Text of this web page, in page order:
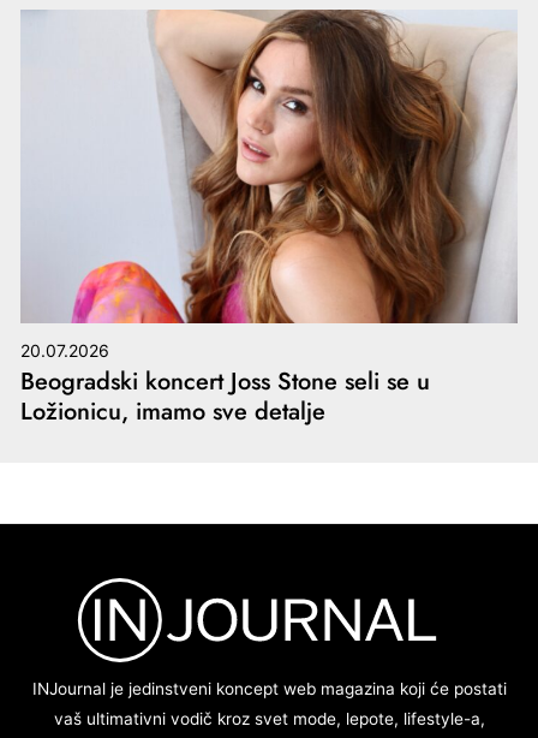
20.07.2026
Beogradski koncert Joss Stone seli se u
Ložionicu, imamo sve detalje
INJournal je jedinstveni koncept web magazina koji će postati
vaš ultimativni vodič kroz svet mode, lepote, lifestyle-a,